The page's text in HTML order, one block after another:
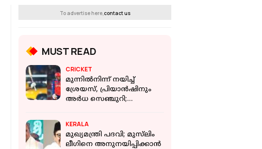
To advertise here, contact us
MUST READ
CRICKET
മുന്നില്‍നിന്ന് നയിച്ച്
ശ്രേയസ്, പ്രിയാന്‍ഷിനും
അര്‍ധ സെഞ്ചുറി;
റൺസ്
KERALA
മുഖ്യമന്ത്രി പദവി; മുസ്‌ലിം
ലീഗിനെ അനുനയിപ്പിക്കാന്‍